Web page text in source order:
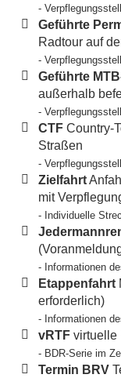
-
Geführte
Radtour auf
-
Geführte
außerhalb
-
CTF Country-
Straßen
-
Zielfahrt
mit
- Individuelle
- Informationen
Etappenfahrt
erforderlich)
- Informationen
vRTF virtuelle
- BDR-Serie im
Termin BRV